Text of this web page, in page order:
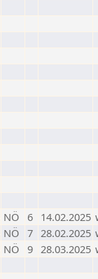
NÖ 6 14.02.2025
NÖ 7 28.02.2025
NÖ 9 28.03.2025